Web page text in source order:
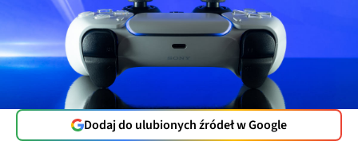
Dodaj do ulubionych źródeł w Google